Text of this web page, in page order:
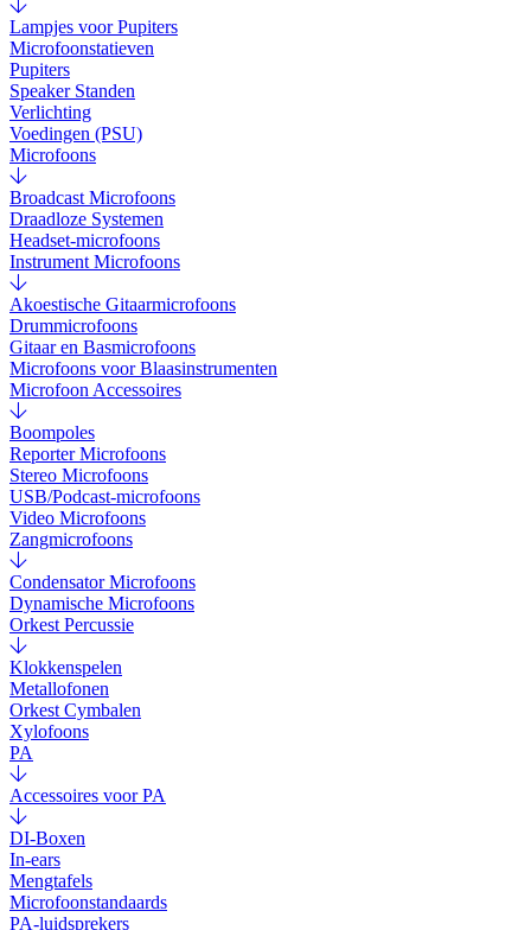
Lampjes voor Pupiters
Microfoonstatieven
Pupiters
Speaker Standen
Verlichting
Voedingen (PSU)
Microfoons
Broadcast Microfoons
Draadloze Systemen
Headset-microfoons
Instrument Microfoons
Akoestische Gitaarmicrofoons
Drummicrofoons
Gitaar en Basmicrofoons
Microfoons voor Blaasinstrumenten
Microfoon Accessoires
Boompoles
Reporter Microfoons
Stereo Microfoons
USB/Podcast-microfoons
Video Microfoons
Zangmicrofoons
Condensator Microfoons
Dynamische Microfoons
Orkest Percussie
Klokkenspelen
Metallofonen
Orkest Cymbalen
Xylofoons
PA
Accessoires voor PA
DI-Boxen
In-ears
Mengtafels
Microfoonstandaards
PA-luidsprekers